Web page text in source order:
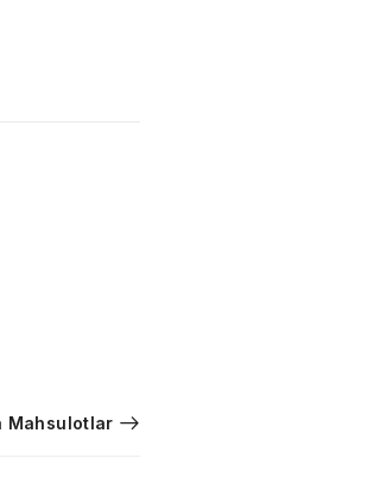
Mahsulotlar